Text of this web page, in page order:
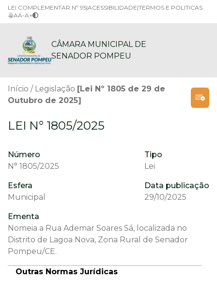
LEI COMPLEMENTAR Nº 95|ACESSIBILIDADE|TERMOS E POLITICAS
AA-A+
CÂMARA MUNICIPAL DE
SENADOR POMPEU
Início Legislação [Lei Nº 1805 de 29 de
Outubro de 2025]
LEI N° 1805/2025
Número
N° 1805/2025
Tipo
Lei
Esfera
Municipal
Data publicação
29/10/2025
Ementa
Nomeia a Rua Ademar Soares Sá, localizada no
Distrito de Lagoa Nova, Zona Rural de Senador
Pompeu/CE.
Outras Normas Jurídicas